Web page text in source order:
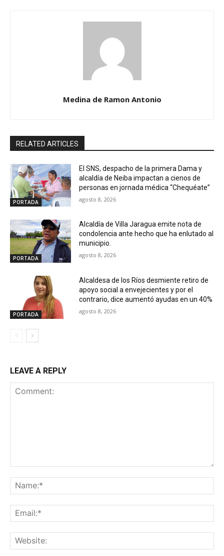
Medina de Ramon Antonio
RELATED ARTICLES
PORTADA
El SNS, despacho de la primera Dama y
alcaldía de Neiba impactan a cienos de
personas en jornada médica “Chequéate”
agosto 8, 2026
PORTADA
Alcaldía de Villa Jaragua emite nota de
condolencia ante hecho que ha enlutado al
municipio.
agosto 8, 2026
PORTADA
Alcaldesa de los Ríos desmiente retiro de
apoyo social a envejecientes y por el
contrario, dice aumentó ayudas en un 40%
agosto 8, 2026
LEAVE A REPLY